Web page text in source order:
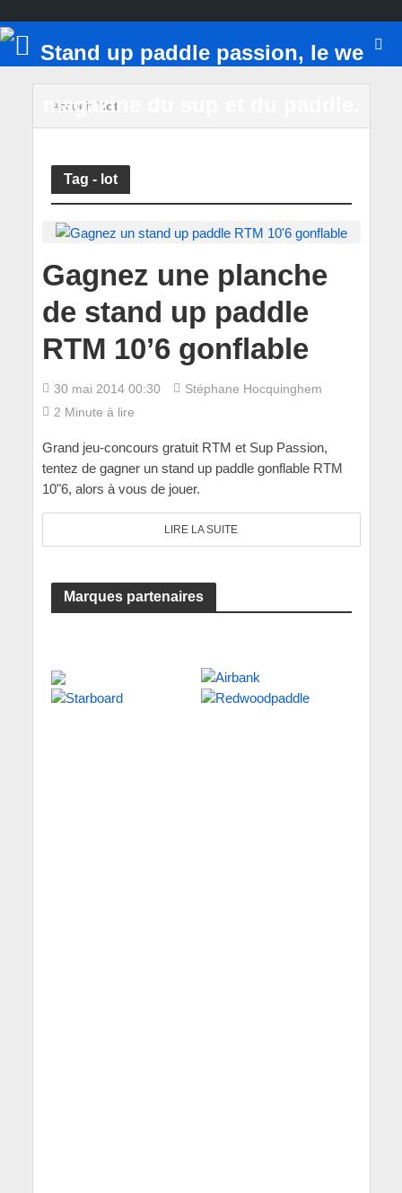
Accueil/ lot
Tag - lot
Gagnez une planche
de stand up paddle
RTM 10’6 gonflable
30 mai 2014 00:30
Stéphane Hocquinghem
2 Minute à lire
Grand jeu-concours gratuit RTM et Sup Passion,
tentez de gagner un stand up paddle gonflable RTM
10"6, alors à vous de jouer.
LIRE LA SUITE
Marques partenaires